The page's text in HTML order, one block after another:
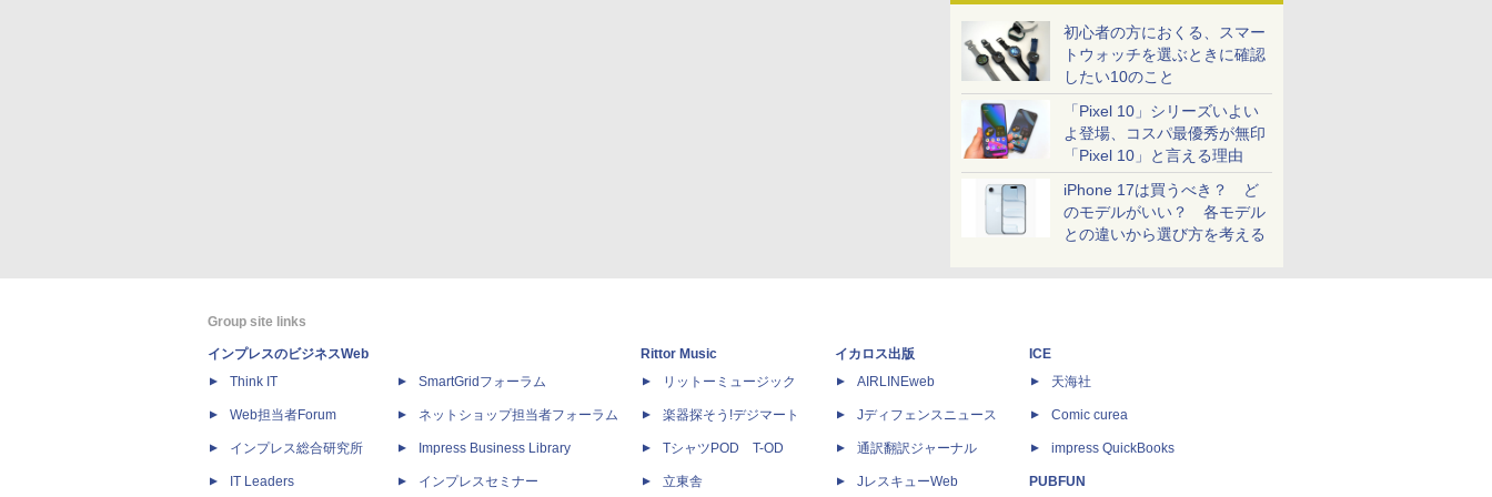
初心者の方におくる、スマー
トウォッチを選ぶときに確認
したい10のこと
「Pixel 10」シリーズいよい
よ登場、コスパ最優秀が無印
「Pixel 10」と言える理由
iPhone 17は買うべき？ ど
のモデルがいい？ 各モデル
との違いから選び方を考える
Group site links
インプレスのビジネスWeb
Think IT
Web担当者Forum
インプレス総合研究所
IT Leaders
SmartGridフォーラム
ネットショップ担当者フォーラム
Impress Business Library
インプレスセミナー
Rittor Music
リットーミュージック
楽器探そう!デジマート
TシャツPOD T-OD
立東舎
イカロス出版
AIRLINEweb
Jディフェンスニュース
通訳翻訳ジャーナル
JレスキューWeb
ICE
天海社
Comic curea
impress QuickBooks
PUBFUN